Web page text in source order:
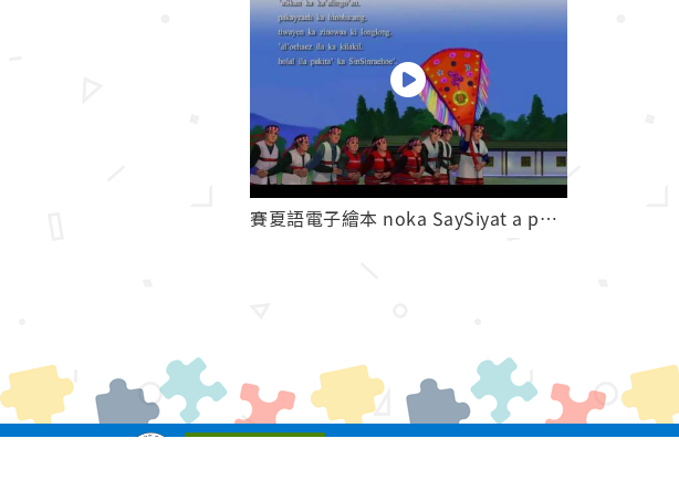
賽夏語電子繪本 noka SaySiyat a paSta'ay 賽夏族的巴斯達隘祭典